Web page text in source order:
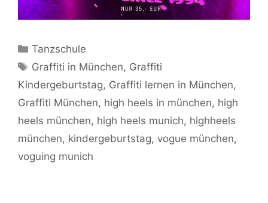
Kategorien
Tanzschule
Schlagwörter
Graffiti in München, Graffiti
Kindergeburtstag, Graffiti lernen in München,
Graffiti München, high heels in münchen, high
heels münchen, high heels munich, highheels
münchen, kindergeburtstag, vogue münchen,
voguing munich